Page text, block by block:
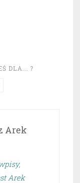
DLA... ?
Arek
Arek